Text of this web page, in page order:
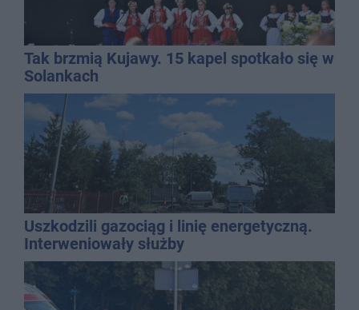
Tak brzmią Kujawy. 15 kapel spotkało się w
Solankach
Uszkodzili gazociąg i linię energetyczną.
Interweniowały służby